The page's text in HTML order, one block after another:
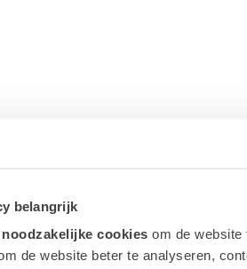
belangrijk
noodzakelijke cookies om de
de website beter te analyseren,